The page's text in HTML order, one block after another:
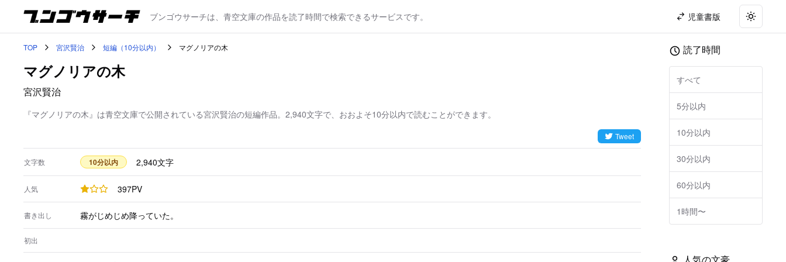
ブンゴウサーチは、青空文庫の作品を読了時間で検索できるサービスです。 児童書版 Toggle
TOP 宮沢賢治 短編（10分以内） マグノリアの木
マグノリアの木
宮沢賢治
『マグノリアの木』は青空文庫で公開されている宮沢賢治の短編作品。2,940文字で、おおよそ10分以内で読むことができます。
Tweet
文字数 10分以内 2,940文字
人気 397PV
書き出し 霧がじめじめ降っていた。
初出
読了時間
すべて
5分以内
10分以内
30分以内
60分以内
1時間〜